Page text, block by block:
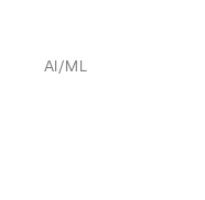
AI/ML